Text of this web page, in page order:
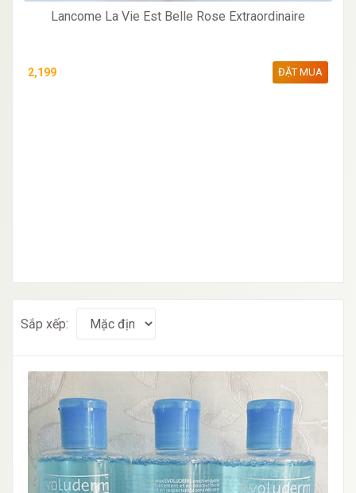
Lancome La Vie Est Belle Rose Extraordinaire
2,199 ĐẶT MUA
Sắp xếp: